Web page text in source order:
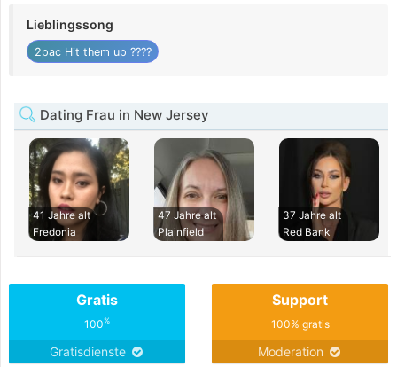
Lieblingssong
2pac Hit them up ????
Dating Frau in New Jersey
41 Jahre alt
Fredonia
47 Jahre alt
Plainfield
37 Jahre alt
Red Bank
Gratis
100%
Gratisdienste
Support
100% gratis
Moderation